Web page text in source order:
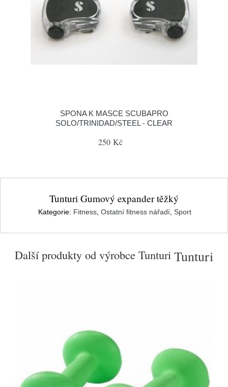
SPONA K MASCE SCUBAPRO
SOLO/TRINIDAD/STEEL - CLEAR
250 Kč
Tunturi Gumový expander těžký
Kategorie: Fitness, Ostatní fitness nářadí, Sport
Další produkty od výrobce Tunturi Tunturi